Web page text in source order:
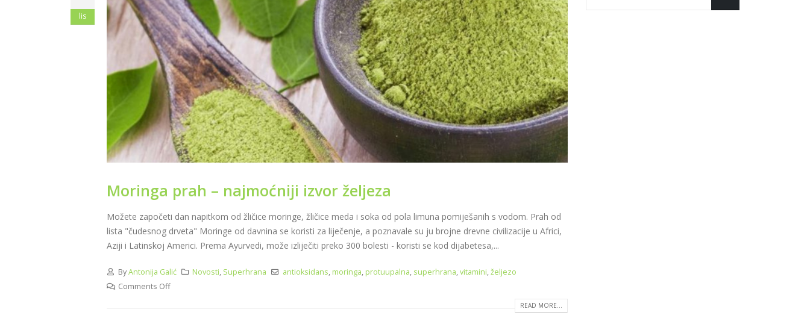
lis
Moringa prah – najmoćniji izvor željeza
Možete započeti dan napitkom od žličice moringe, žličice meda i soka od pola limuna pomiješanih s vodom. Prah od
lista "čudesnog drveta" Moringe od davnina se koristi za liječenje, a poznavale su ju brojne drevne civilizacije u Africi,
Aziji i Latinskoj Americi. Prema Ayurvedi, može izliječiti preko 300 bolesti - koristi se kod dijabetesa,...
ByAntonija Galić Novosti, Superhrana antioksidans, moringa, protuupalna, superhrana,vitamini,željezo
Comments Off
READ MORE...